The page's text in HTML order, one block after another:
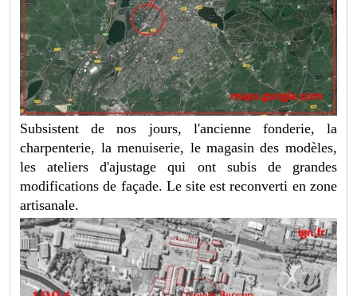
Subsistent de nos jours, l'ancienne fonderie, la
charpenterie, la menuiserie, le magasin des modèles,
les ateliers d'ajustage qui ont subis de grandes
modifications de façade. Le site est reconverti en zone
artisanale.